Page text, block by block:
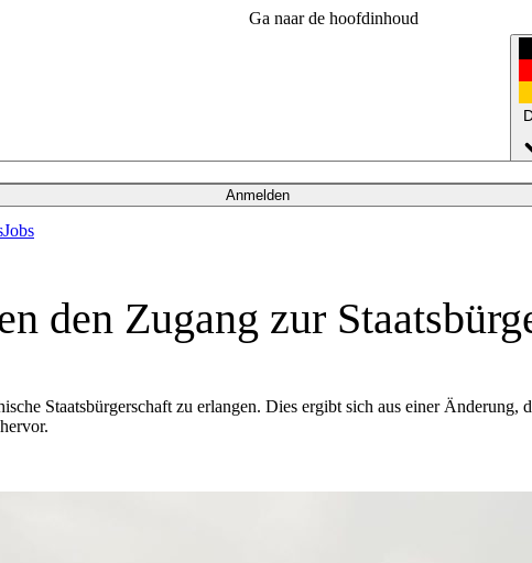
Ga naar de hoofdinhoud
Anmelden
Jobs
den Zugang zur
Staatsbürgerschaft zu erlangen. Dies ergibt sich aus einer Änderung,